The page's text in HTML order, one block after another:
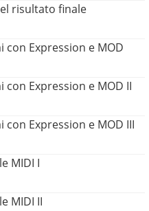
risultato finale
con Expression e MOD
Expression e MOD II
Expression e MOD III
MIDI I
MIDI II